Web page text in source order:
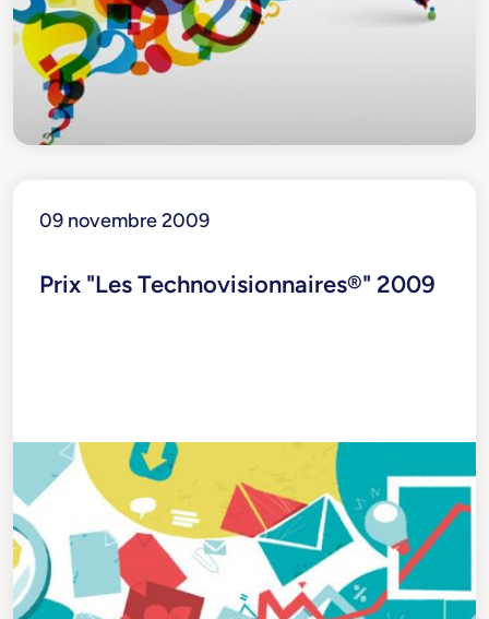
09 novembre 2009
Prix "Les Technovisionnaires®" 2009